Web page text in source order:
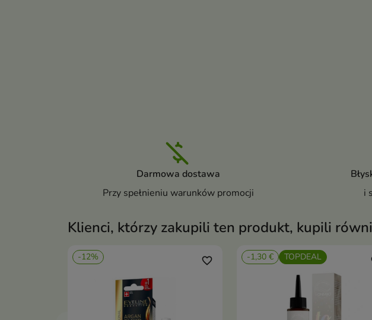
Darmowa dostawa
Przy spełnieniu warunków promocji
i
Klienci, którzy zakupili ten produkt, kupili
-12% favorite_border -1,30 € TOPDEAL